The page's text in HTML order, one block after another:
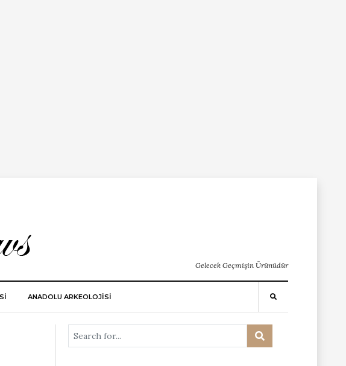
Gelecek Geçmişin Ürünüdür
ANADOLU ARKEOLOJİSİ